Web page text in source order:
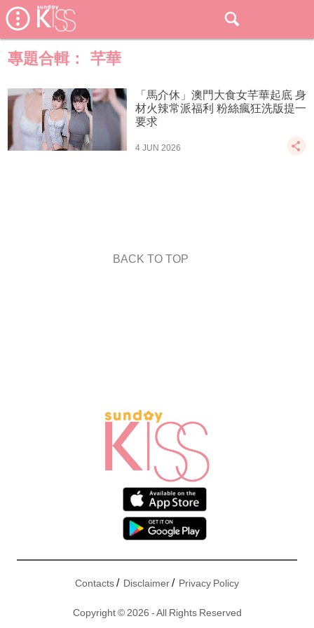
專題合輯： 芊華
「馬介休」澳門大食女芊華起底 身
材火辣常派福利 粉絲瘋狂洗版提一
要求
4 JUN 2026
BACK TO TOP
Contacts/ Disclaimer/ Privacy Policy
Copyright © 2026 - All Rights Reserved